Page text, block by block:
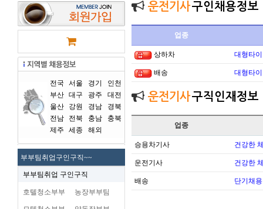
전국 서울 경기
인천
부산 대구 광주
대전
울산
강원 경남
경북
전남
전북 충남
충북
제주
세종 해외
부부팀취업구인구직~~
부부팀취업 구인구직
호텔청소부부 농장부부팀
운전기사구인채용정보
업종
상하차 대형타
배송 대형타
운전기사구직인재정보
업종
승용차기사 건강한
운전기사 건강한
배송 단기채